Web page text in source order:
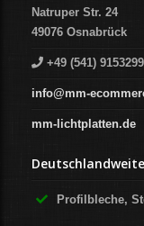
Natruper Str. 24
49076 Osnabrück
+49 (541)
info@mm-
mm-lichtplatten.de
Profilbleche,